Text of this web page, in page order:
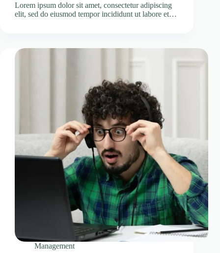
Lorem ipsum dolor sit amet, consectetur adipiscing
elit, sed do eiusmod tempor incididunt ut labore et…
Management